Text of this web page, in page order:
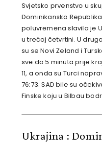
Svjetsko prvenstvo u
Dominikanska
poluvremena slavila je
u trećoj četvrtini. U
su se Novi Zeland i
sve do 5 minuta prije
11, a onda su Turci
76:73. SAD bile su
Finske koju u Bilbau
Ukrajina :